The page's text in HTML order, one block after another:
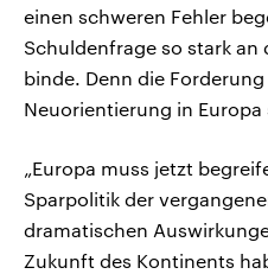
einen schweren Fehler
Schuldenfrage so stark an
binde. Denn die
Neuorientierung in
„Europa muss jetzt
Sparpolitik der
dramatischen
Zukunft des Kontinents